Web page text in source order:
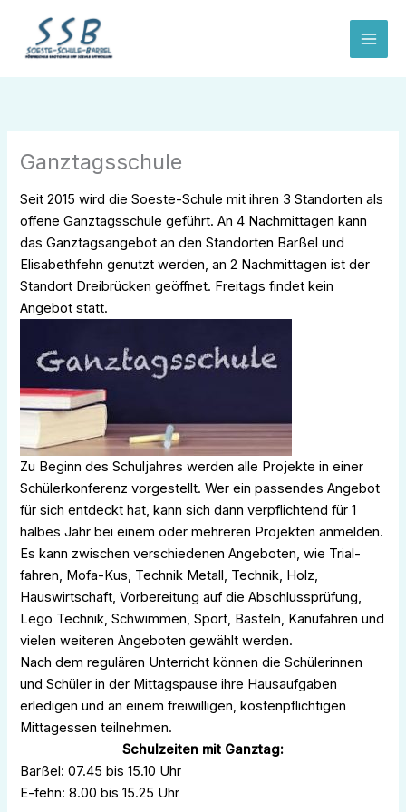
springen
Ganztagsschule
Seit 2015 wird die Soeste-Schule mit ihren 3 Standorten als
offene Ganztagsschule geführt. An 4 Nachmittagen kann
das Ganztagsangebot an den Standorten Barßel und
Elisabethfehn genutzt werden, an 2 Nachmittagen ist der
Standort Dreibrücken geöffnet. Freitags findet kein
Angebot statt.
Zu Beginn des Schuljahres werden alle Projekte in einer
Schülerkonferenz vorgestellt. Wer ein passendes Angebot
für sich entdeckt hat, kann sich dann verpflichtend für 1
halbes Jahr bei einem oder mehreren Projekten anmelden.
Es kann zwischen verschiedenen Angeboten, wie Trial-
fahren, Mofa-Kus, Technik Metall, Technik, Holz,
Hauswirtschaft, Vorbereitung auf die Abschlussprüfung,
Lego Technik, Schwimmen, Sport, Basteln, Kanufahren und
vielen weiteren Angeboten gewählt werden.
Nach dem regulären Unterricht können die Schülerinnen
und Schüler in der Mittagspause ihre Hausaufgaben
erledigen und an einem freiwilligen, kostenpflichtigen
Mittagessen teilnehmen.
Schulzeiten mit Ganztag:
Barßel: 07.45 bis 15.10 Uhr
E-fehn: 8.00 bis 15.25 Uhr